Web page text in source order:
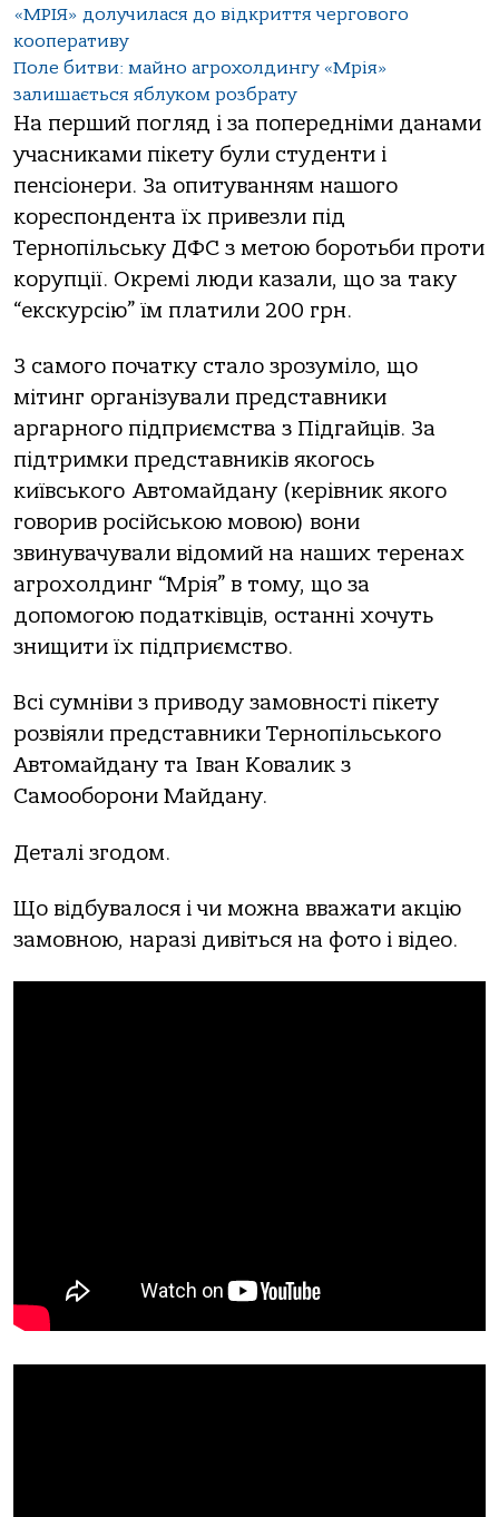
«МРІЯ» долучилася до відкриття чергового
кооперативу
Поле битви: майно агрохолдингу «Мрія»
залишається яблуком розбрату
На перший погляд і за попередніми данами
учасниками пікету були студенти і
пенсіонери. За опитуванням нашого
кореспондента їх привезли під
Тернопільську ДФС з метою боротьби проти
корупції. Окремі люди казали, що за таку
“екскурсію” їм платили 200 грн.
З самого початку стало зрозуміло, що
мітинг організували представники
аргарного підприємства з Підгайців. За
підтримки представників якогось
київського Автомайдану (керівник якого
говорив російською мовою) вони
звинувачували відомий на наших теренах
агрохолдинг “Мрія” в тому, що за
допомогою податківців, останні хочуть
знищити їх підприємство.
Всі сумніви з приводу замовності пікету
розвіяли представники Тернопільського
Автомайдану та Іван Ковалик з
Самооборони Майдану.
Деталі згодом.
Що відбувалося і чи можна вважати акцію
замовною, наразі дивіться на фото і відео.